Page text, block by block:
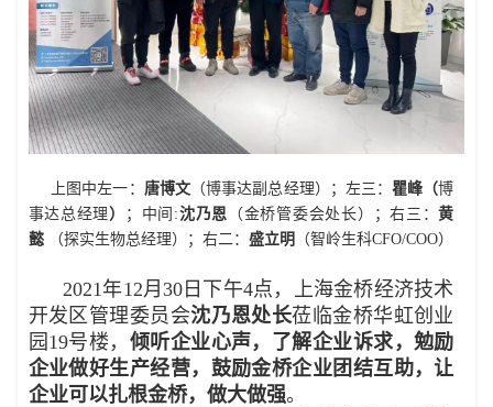
上图中左一： 唐博文（博事达副总经理）；左三：瞿峰（博
事达总经理 ） ；中间:沈乃恩 （金桥管委会处长）；右三：黄
懿（探实生物总经理）；右二： 盛立明 （智岭生科CFO/COO）
2021年12月30日下午4点，上海金桥经济技术
开发区管理委员会沈乃恩处长莅临金桥华虹创业
园19号楼， 倾听企业心声，了解企业诉求，勉励
企业做好生产经营，鼓励金桥企业团结互助，让
企业可以扎根金桥，做大做强。